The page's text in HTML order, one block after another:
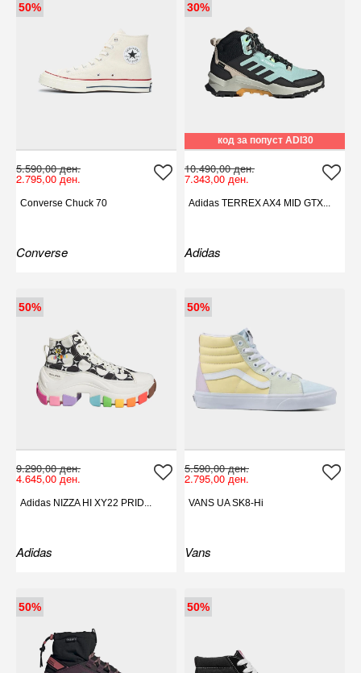
50%
5.590,00 ден.
2.795,00 ден.
Converse Chuck 70
Converse
30%
код за попуст ADI30
10.490,00 ден.
7.343,00 ден.
Adidas TERREX AX4 MID GTX...
Adidas
50%
9.290,00 ден.
4.645,00 ден.
Adidas NIZZA HI XY22 PRID...
Adidas
50%
5.590,00 ден.
2.795,00 ден.
VANS UA SK8-Hi
Vans
50% 50%